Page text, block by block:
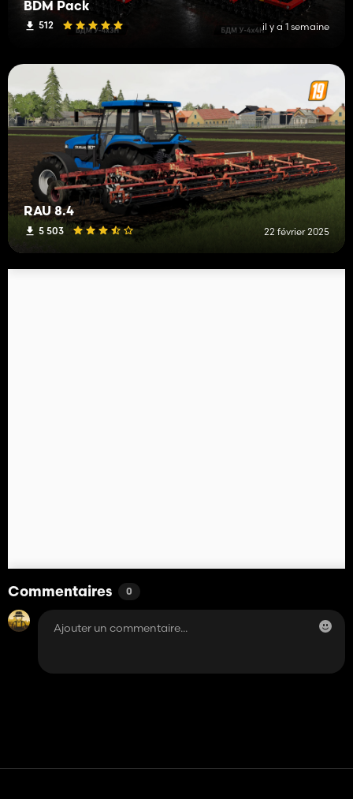
BDM Pack
512 il y a 1 semaine
RAU 8.4
5 503 22 février 2025
Commentaires 0